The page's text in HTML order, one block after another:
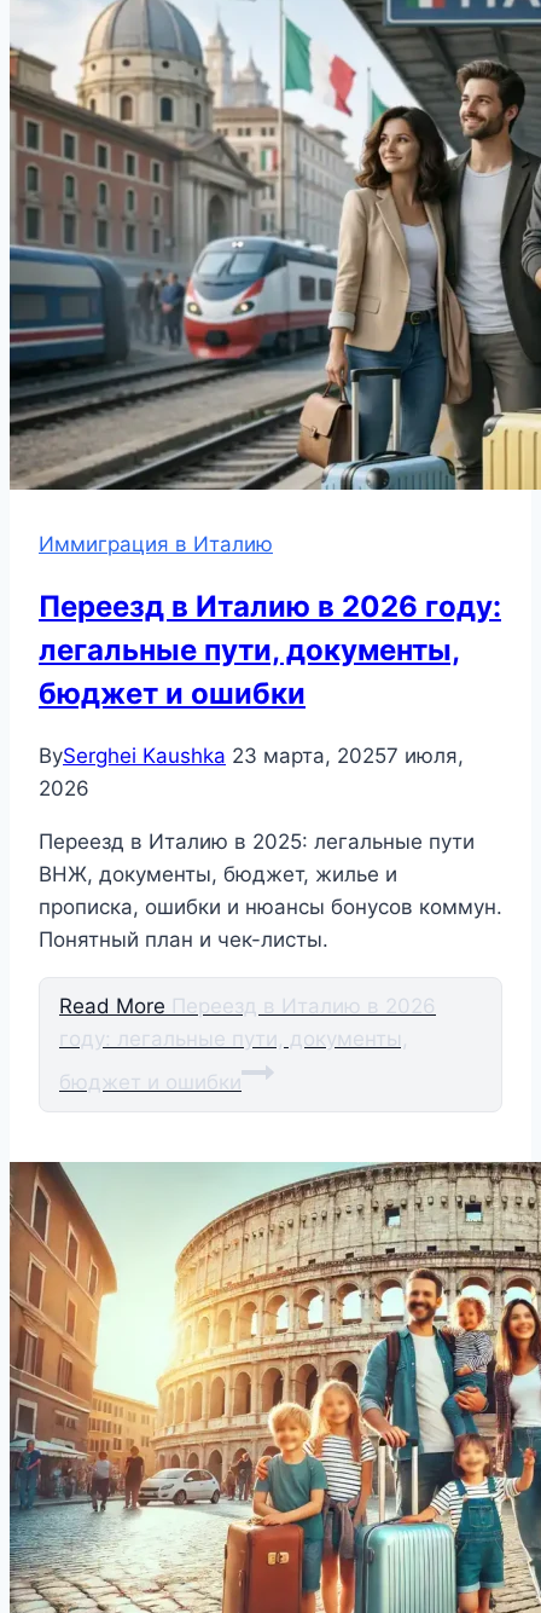
Иммиграция в Италию
Переезд в Италию в 2026 году:
легальные пути, документы,
бюджет и ошибки
BySerghei Kaushka 23 марта, 20257 июля,
2026
Переезд в Италию в 2025: легальные пути
ВНЖ, документы, бюджет, жилье и
прописка, ошибки и нюансы бонусов коммун.
Понятный план и чек-листы.
Read More Переезд в Италию в 2026
году: легальные пути, документы,
бюджет и ошибки